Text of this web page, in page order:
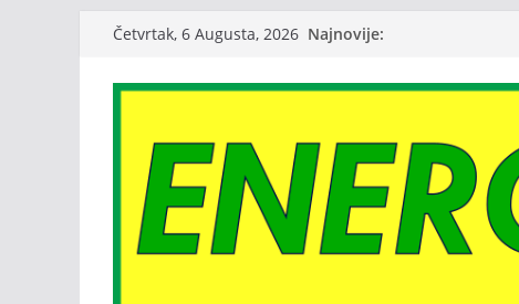
content
Četvrtak, 6 Augusta, 2026 Najnovije: